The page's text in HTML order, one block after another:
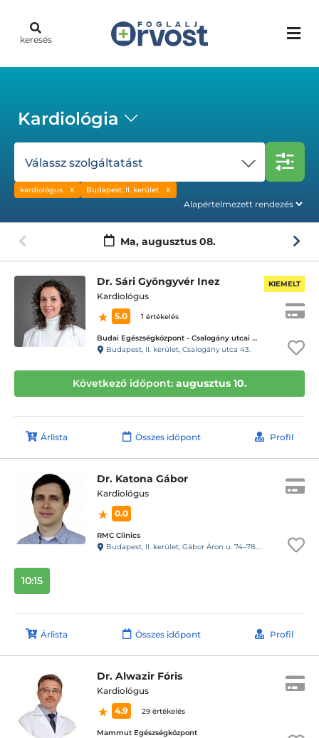
keresés
Kardiológia
Válassz szolgáltatást
kardiológus Budapest, II. kerület
Ma, augusztus 08.
Dr. Sári Gyöngyvér Inez
Kardiológus
5.0
1 értékelés
Budai Egészségközpont - Csalogány utcai magánrendelők
Budapest, II. kerület, Csalogány utca 43.
KIEMELT
Következő időpont: augusztus 10.
Árlista Összes időpont Profil
Dr. Katona Gábor
Kardiológus
0.0
RMC Clinics
Budapest, II. kerület, Gábor Áron u. 74–78. III. emelet
10:15
Árlista Összes időpont Profil
Dr. Alwazir Fóris
Kardiológus
4.9
29 értékelés
Mammut Egészségközpont